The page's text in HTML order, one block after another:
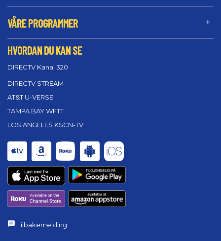
VÅRE PROGRAMMER
HVORDAN DU KAN SE
DIRECTV Kanal 320
DIRECTV STREAM
AT&T U-VERSE
TAMPA BAY WFTT
LOS ANGELES KSCN-TV
Tilbakemelding